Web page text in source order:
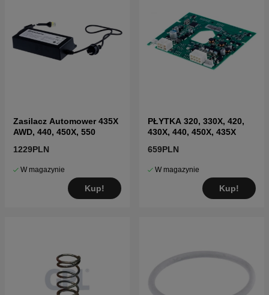
Zasilacz Automower 435X
AWD, 440, 450X, 550
1229PLN
W magazynie
Kup!
PŁYTKA 320, 330X, 420,
430X, 440, 450X, 435X
659PLN
W magazynie
Kup!